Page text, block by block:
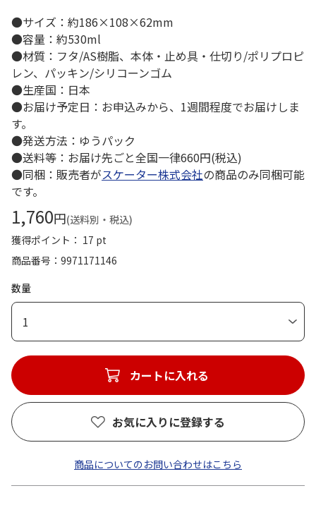
●サイズ：約186×108×62mm
●容量：約530ml
●材質：フタ/AS樹脂、本体・止め具・仕切り/ポリプロピ
レン、パッキン/シリコーンゴム
●生産国：日本
●お届け予定日：お申込みから、1週間程度でお届けしま
す。
●発送方法：ゆうパック
●送料等：お届け先ごと全国一律660円(税込)
●同梱：販売者がスケーター株式会社の商品のみ同梱可能
です。
1,760円(送料別・税込)
獲得ポイント： 17 pt
商品番号
9971171146
数量
1
カートに入れる
お気に入りに登録する
商品についてのお問い合わせはこちら